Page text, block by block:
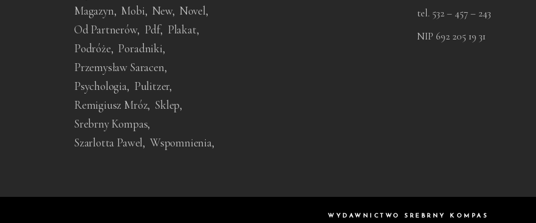
Magazyn Mobi New Novel
Od Partnerów Pdf Plakat
Podróże Poradniki
Przemysław Saracen
Psychologia
Pulitzer
Remigiusz Mróz Sklep
Srebrny Kompas
Szarlotta Pawel Wspomnienia
tel. 532 – 457 – 243
NIP 692 205 19 31
WYDAWNICTWO SREBRNY KOMPAS